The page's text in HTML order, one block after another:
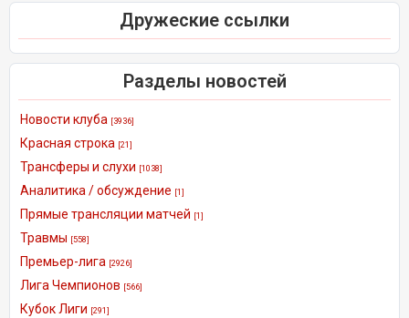
Дружеские ссылки
Разделы новостей
Новости клуба [3936]
Красная строка [21]
Трансферы и слухи [1038]
Аналитика / обсуждение [1]
Прямые трансляции матчей [1]
Травмы [558]
Премьер-лига [2926]
Лига Чемпионов [566]
Кубок Лиги [291]